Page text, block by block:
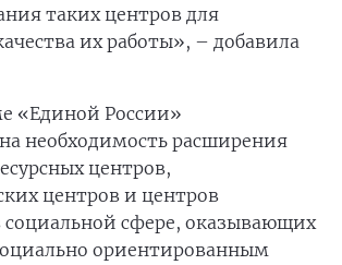
таких центров для
их работы», – добавила
«Единой России»
необходимость расширения
центров,
центров и центров
сфере, оказывающих
ориентированным